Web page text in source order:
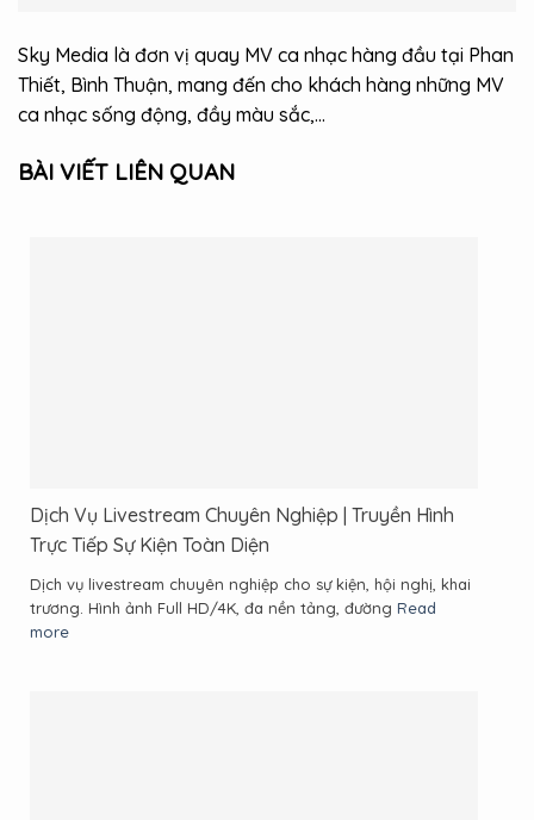
Sky Media là đơn vị quay MV ca nhạc hàng đầu tại Phan
Thiết, Bình Thuận, mang đến cho khách hàng những MV
ca nhạc sống động, đầy màu sắc,…
BÀI VIẾT LIÊN QUAN
Dịch Vụ Livestream Chuyên Nghiệp | Truyền Hình
Trực Tiếp Sự Kiện Toàn Diện
Dịch vụ livestream chuyên nghiệp cho sự kiện, hội nghị, khai
trương. Hình ảnh Full HD/4K, đa nền tảng, đường Read
more